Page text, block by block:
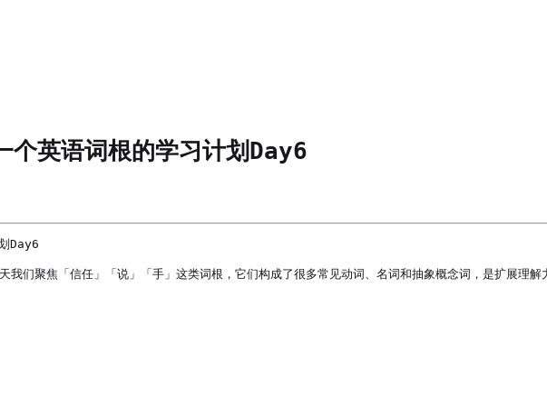
英语词根的学习计划Day6
Day6
聚焦「信任」「说」「手」这类词根，它们构成了很多常见动词、名词和抽象概念词，是扩展理解